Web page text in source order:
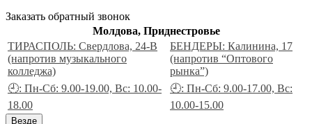
Заказать обратный звонок
Молдова, Приднестровье
ТИРАСПОЛЬ: Свердлова, 24-В
(напротив музыкального
колледжа)
БЕНДЕРЫ: Калинина, 17
(напротив “Оптового
рынка”)
🕘: Пн-Сб: 9.00-19.00, Вс: 10.00-
18.00
🕘: Пн-Сб: 9.00-17.00, Вс:
10.00-15.00
Везде